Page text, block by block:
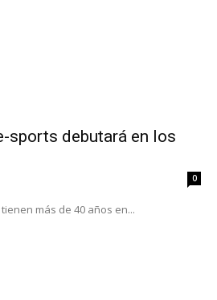
sports debutará en los
0
más de 40 años en...